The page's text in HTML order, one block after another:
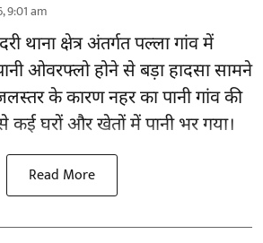
9:01 am
थाना क्षेत्र अंतर्गत पल्ला गांव में
ओवरफ्लो होने से बड़ा हादसा सामने
के कारण नहर का पानी गांव की
घरों और खेतों में पानी भर गया।
Read More